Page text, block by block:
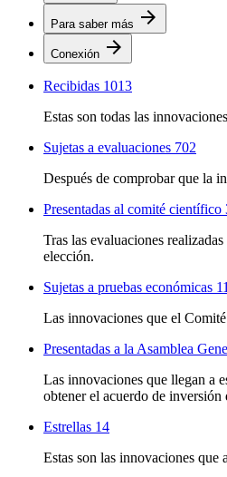
Para saber más arrow_forward
Conexión arrow_forward
Recibidas 1013
Estas son todas las
Sujetas a evaluaciones 702
Después de comprobar que la
Presentadas al comité científico
Tras las evaluaciones
elección.
Sujetas a pruebas económicas 11
Las innovaciones que el
Presentadas a la Asamblea
Las innovaciones que llegan a
obtener el acuerdo de
Estrellas 14
Estas son las innovaciones que